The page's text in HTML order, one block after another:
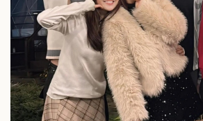
Sức khỏe
Dinh dưỡng - món ngon
Cây thuốc
Sản phụ khoa
Nhi khoa
Nam khoa
Đời sống
Nhà đẹp
Blog
Tình